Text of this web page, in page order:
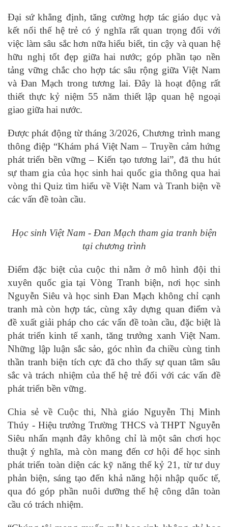
Đại sứ khẳng định, tăng cường hợp tác giáo dục và
kết nối thế hệ trẻ có ý nghĩa rất quan trọng đối với
việc làm sâu sắc hơn nữa hiểu biết, tin cậy và quan hệ
hữu nghị tốt đẹp giữa hai nước; góp phần tạo nền
tảng vững chắc cho hợp tác sâu rộng giữa Việt Nam
và Đan Mạch trong tương lai. Đây là hoạt động rất
thiết thực kỷ niệm 55 năm thiết lập quan hệ ngoại
giao giữa hai nước.
Được phát động từ tháng 3/2026, Chương trình mang
thông điệp “Khám phá Việt Nam – Truyền cảm hứng
phát triển bền vững – Kiến tạo tương lai”, đã thu hút
sự tham gia của học sinh hai quốc gia thông qua hai
vòng thi Quiz tìm hiểu về Việt Nam và Tranh biện về
các vấn đề toàn cầu.
Học sinh Việt Nam - Đan Mạch tham gia tranh biện
tại chương trình
Điểm đặc biệt của cuộc thi nằm ở mô hình đội thi
xuyên quốc gia tại Vòng Tranh biện, nơi học sinh
Nguyễn Siêu và học sinh Đan Mạch không chỉ cạnh
tranh mà còn hợp tác, cùng xây dựng quan điểm và
đề xuất giải pháp cho các vấn đề toàn cầu, đặc biệt là
phát triển kinh tế xanh, tăng trưởng xanh Việt Nam.
Những lập luận sắc sảo, góc nhìn đa chiều cùng tinh
thần tranh biện tích cực đã cho thấy sự quan tâm sâu
sắc và trách nhiệm của thế hệ trẻ đối với các vấn đề
phát triển bền vững.
Chia sẻ về Cuộc thi, Nhà giáo Nguyễn Thị Minh
Thúy - Hiệu trưởng Trường THCS và THPT Nguyễn
Siêu nhấn mạnh đây không chỉ là một sân chơi học
thuật ý nghĩa, mà còn mang đến cơ hội để học sinh
phát triển toàn diện các kỹ năng thế kỷ 21, từ tư duy
phản biện, sáng tạo đến khả năng hội nhập quốc tế,
qua đó góp phần nuôi dưỡng thế hệ công dân toàn
cầu có trách nhiệm.